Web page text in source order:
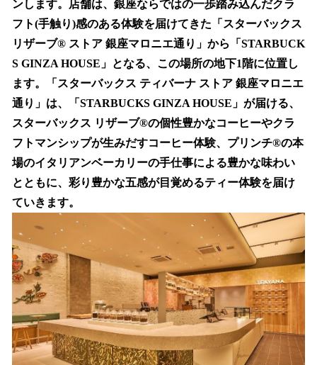
中
で
す
ンします。店舗は、銀座ならではの一歩踏み込んだクラ
フト(手触り)感のある体験を届けてきた「スターバックス
リザーブ® ストア 銀座マロニエ通り」から「STARBUCK
S GINZA HOUSE」となる、この場所の地下1階に位置し
ます。「スターバックス ティバーナ ストア 銀座マロニエ
通り」は、「STARBUCKS GINZA HOUSE」が届ける、
スターバックス リザーブ®の個性豊かなコーヒーやクラ
フトマンシップが生みだすコーヒー体験、プリンチ®の本
場のイタリアンベーカリーの手仕事による豊かな味わい
とともに、彩り豊かな五感が目覚めるティー体験を届け
ていきます。